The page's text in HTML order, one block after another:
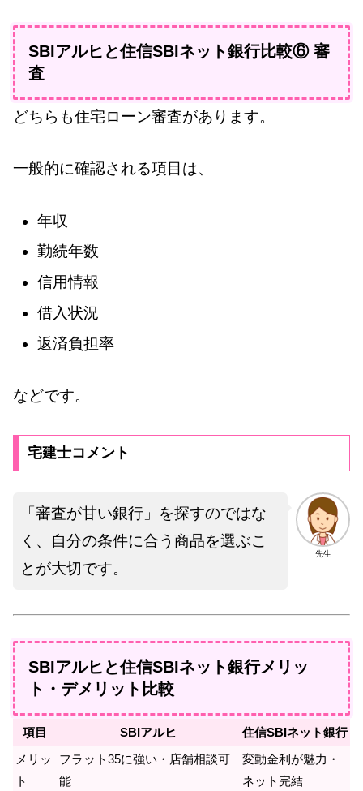
SBIアルヒと住信SBIネット銀行比較⑥ 審
査
どちらも住宅ローン審査があります。
一般的に確認される項目は、
年収
勤続年数
信用情報
借入状況
返済負担率
などです。
宅建士コメント
先生
「審査が甘い銀行」を探すのではな
く、自分の条件に合う商品を選ぶこ
とが大切です。
SBIアルヒと住信SBIネット銀行メリッ
ト・デメリット比較
項目 SBIアルヒ
住信SBIネット銀行
メリッ
ト
フラット35に強い・店舗相談可
能
変動金利が魅力・
ネット完結